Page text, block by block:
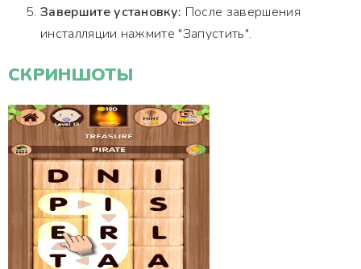
Завершите установку: После завершения
инсталляции нажмите "Запустить".
СКРИНШОТЫ